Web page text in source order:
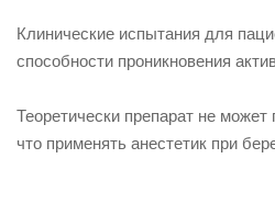
Клинические испытания для
способности проникновения
Теоретически препарат не
что применять анестетик при